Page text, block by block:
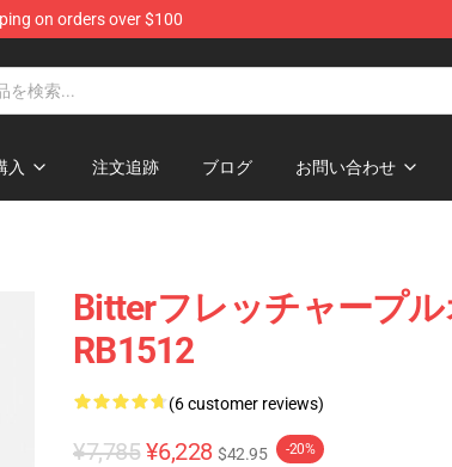
on orders over $100
入 注文追跡 ブログ お問い合わせ
Bitterフレッチャープ
RB1512
(6 customer reviews)
¥7,785 ¥6,228 $42.95 -20%